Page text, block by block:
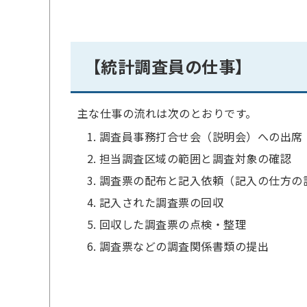
【統計調査員の仕事】
主な仕事の流れは次のとおりです。
調査員事務打合せ会（説明会）への出席
担当調査区域の範囲と調査対象の確認
調査票の配布と記入依頼（記入の仕方
記入された調査票の回収
回収した調査票の点検・整理
調査票などの調査関係書類の提出